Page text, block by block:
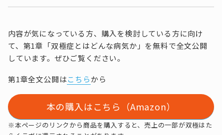
内容が気になっている方、購入を検討している方に向け
て、第1章「双極症とはどんな病気か」を無料で全文公開
しています。ぜひご覧ください。
第1章全文公開はこちらから
本の購入はこちら（Amazon）
※本ページのリンクから商品を購入すると、売上の一部が双極はた